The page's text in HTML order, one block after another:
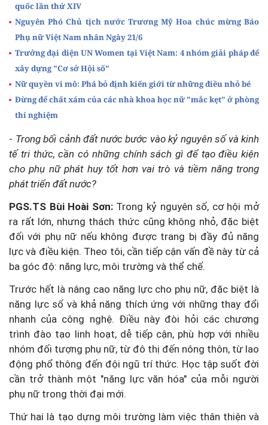
quốc lần thứ XIV
Nguyên Phó Chủ tịch nước Trương Mỹ Hoa chúc mừng Báo
Phụ nữ Việt Nam nhân Ngày 21/6
Trưởng đại diện UN Women tại Việt Nam: 4 nhóm giải pháp để
xây dựng "Cơ sở Hội số"
Nữ quyền vi mô: Phá bỏ định kiến giới từ những điều nhỏ bé
Đừng để chất xám của các nhà khoa học nữ "mắc kẹt" ở phòng
thí nghiệm
- Trong bối cảnh đất nước bước vào kỷ nguyên số và kinh
tế tri thức, cần có những chính sách gì để tạo điều kiện
cho phụ nữ phát huy tốt hơn vai trò và tiềm năng trong
phát triển đất nước?
PGS.TS Bùi Hoài Sơn:Trong kỷ nguyên số, cơ hội mở
ra rất lớn, nhưng thách thức cũng không nhỏ, đặc biệt
đối với phụ nữ nếu không được trang bị đầy đủ năng
lực và điều kiện. Theo tôi, cần tiếp cận vấn đề này từ cả
ba góc độ: năng lực, môi trường và thể chế.
Trước hết là nâng cao năng lực cho phụ nữ, đặc biệt là
năng lực số và khả năng thích ứng với những thay đổi
nhanh của công nghệ. Điều này đòi hỏi các chương
trình đào tạo linh hoạt, dễ tiếp cận, phù hợp với nhiều
nhóm đối tượng phụ nữ, từ đô thị đến nông thôn, từ lao
động phổ thông đến đội ngũ trí thức. Học tập suốt đời
cần trở thành một "năng lực văn hóa" của mỗi người
phụ nữ trong thời đại mới.
Thứ hai là tạo dựng môi trường làm việc thân thiện và